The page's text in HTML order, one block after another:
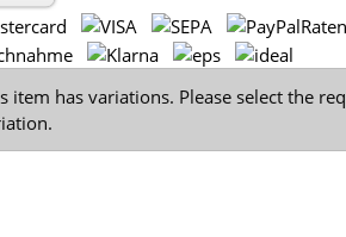
item has variations. Please select the